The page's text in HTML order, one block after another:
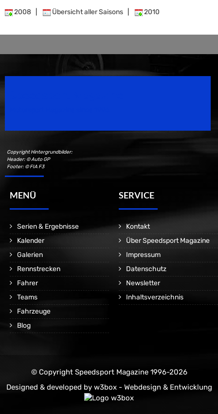
2008 Übersicht aller Saisons 2010
Copyright Hintergrundbilder:
Header: © Auto GP
Footer: © FIA F3
MENÜ
Serien & Ergebnisse
Kalender
Galerien
Rennstrecken
Fahrer
Teams
Fahrzeuge
Blog
SERVICE
Kontakt
Über Speedsport Magazine
Impressum
Datenschutz
Newsletter
Inhaltsverzeichnis
© Copyright Speedsport Magazine 1996-2026
Designed & developed by w3box - Webdesign & Entwicklung